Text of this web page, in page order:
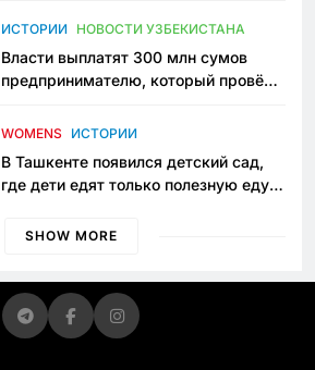
пространство
ИСТОРИИ НОВОСТИ УЗБЕКИСТАНА
Власти выплатят 300 млн сумов
предпринимателю, который провёл
приговору
WOMENS ИСТОРИИ
В Ташкенте появился детский сад,
где дети едят только полезную еду.
просить «кашу без сахара»
SHOW MORE